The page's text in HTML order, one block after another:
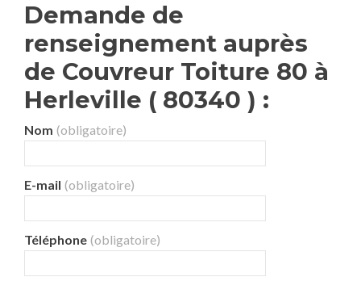
Demande de
renseignement auprès
de Couvreur Toiture 80 à
Herleville ( 80340 ) :
Nom (obligatoire)
E-mail (obligatoire)
Téléphone (obligatoire)